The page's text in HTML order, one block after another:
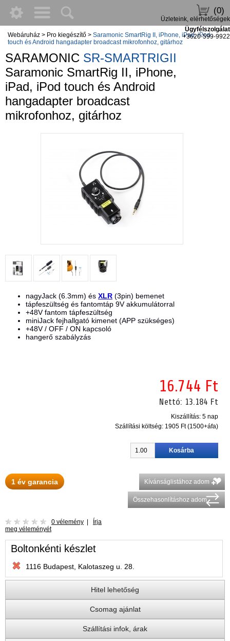
(0)
Üzleteink, elérhetőségek
Ügyfélszolgálat
+3620-599-9922
Webáruház > Pro kiegészítő > Saramonic SmartRig II, iPhone, iPad, iPod
touch és Android hangadapter broadcast mikrofonhoz, gitárhoz
SARAMONIC SR-SMARTRIGII
Saramonic SmartRig II, iPhone,
iPad, iPod touch és Android
hangadapter broadcast
mikrofonhoz, gitárhoz
nagyJack (6.3mm) és XLR (3pin) bemenet
tápfeszültség és fantomtáp 9V akkumulátorral
+48V fantom tápfeszültség
miniJack fejhallgató kimenet (APP szükséges)
+48V / OFF / ON kapcsoló
hangerő szabályzás
16.744 Ft
Nettó: 13.184 Ft
Kiszállítás: 5 nap
Szállítási költség: 1905 Ft (1500+áfa)
1 év garancia Kívánságlistához adom
Összehasonlításhoz adom
0 vélemény
Írja
meg véleményét
Boltonkénti készlet
1116 Budapest, Kalotaszeg u. 28.
Hitel lehetőség
Csomag ajánlat
Szállítási infok, árak